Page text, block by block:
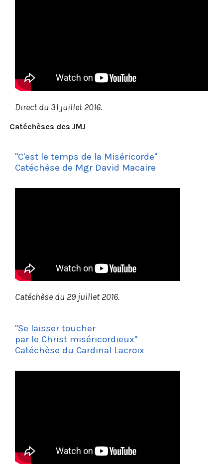
Direct du 31 juillet 2016.
Catéchèses des JMJ
"C'est le temps de la Miséricorde"
Catéchèse de Mgr David Macaire
Catéchèse du 29 juillet 2016.
"Se laisser toucher
par le Christ miséricordieux"
Catéchèse du Cardinal Lacroix